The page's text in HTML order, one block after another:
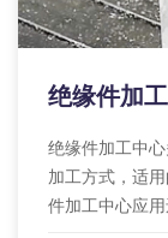
绝缘件加
绝缘件加工中
加工方式，适
件加工中心应